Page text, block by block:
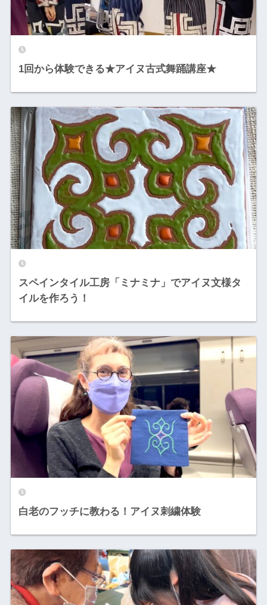
1回から体験できる★アイヌ古式舞踊講座★
スペインタイル工房「ミナミナ」でアイヌ文様タ
イルを作ろう！
白老のフッチに教わる！アイヌ刺繍体験